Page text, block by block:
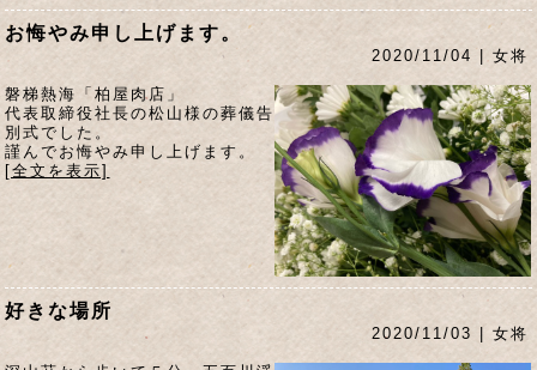
お悔やみ申し上げます。
2020/11/04 | 女将
磐梯熱海「柏屋肉店」
代表取締役社長の松山様の葬儀告
別式でした。
謹んでお悔やみ申し上げます。
[全文を表示]
好きな場所
2020/11/03 | 女将